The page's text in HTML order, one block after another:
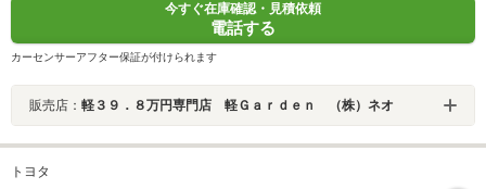
今すぐ在庫確認・見積依頼
電話する
カーセンサーアフター保証が付けられます
販売店： 軽３９．８万円専門店 軽Ｇａｒｄｅｎ （株）ネオ
トヨタ